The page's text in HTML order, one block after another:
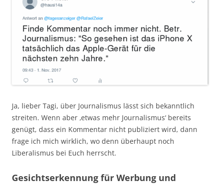
Ja, lieber Tagi, über Journalismus lässt sich bekanntlich
streiten. Wenn aber ‚etwas mehr Journalismus‘ bereits
genügt, dass ein Kommentar nicht publiziert wird, dann
frage ich mich wirklich, wo denn überhaupt noch
Liberalismus bei Euch herrscht.
Gesichtserkennung für Werbung und